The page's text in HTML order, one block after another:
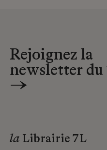
Rejoignez la
newsletter du
→
la Librairie 7L